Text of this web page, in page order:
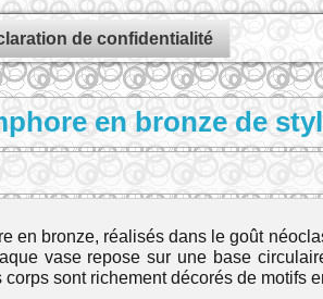
de confidentialité
en bronze de
en bronze, réalisés dans le goût
vase repose sur une base
sont richement décorés de motifs